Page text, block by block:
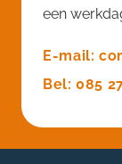
een
E-mail:
Bel: 085